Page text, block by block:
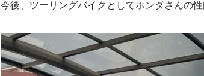
今後、ツーリングバイクとしてホンダさんの